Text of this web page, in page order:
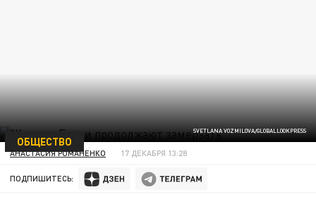
SVETLANA VOZMILOVA/GLOBALLOOKPRESS
ОБЩЕСТВО
АНАСТАСИЯ РОМАНЕНКО 17 ДЕКАБРЯ 13:28
ПОДПИШИТЕСЬ: